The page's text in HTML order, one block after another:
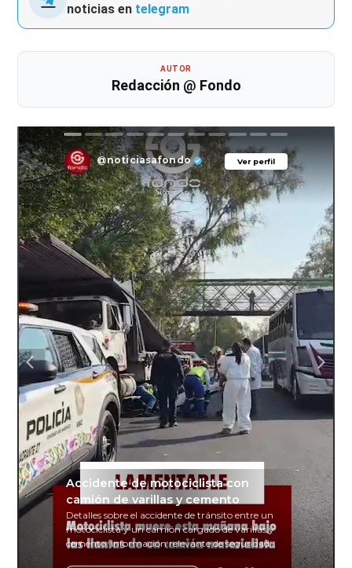
noticias en telegram
AUTOR
Redacción @ Fondo
Ver perfil
@noticiasafondo Ver perfil
Accidente de motociclista con
camión de varillas y cemento
Detalles sobre el accidente de tránsito entre un
motociclista y un camión cargado de varillas y
cemento. Información relevante de seguridad
vial y recomendaciones para motociclistas.